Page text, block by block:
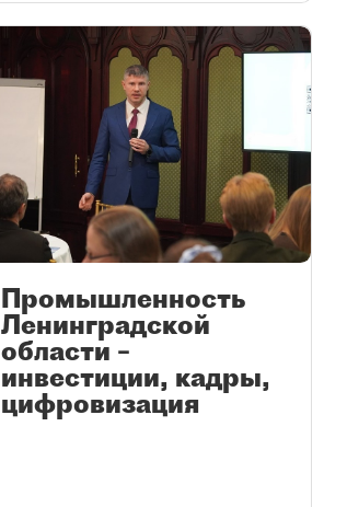
Промышленность
Ленинградской
области –
инвестиции, кадры,
цифровизация